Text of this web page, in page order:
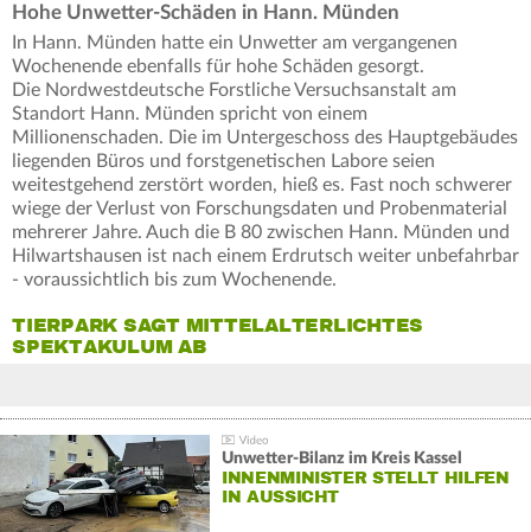
Hohe Unwetter-Schäden in Hann. Münden
In Hann. Münden hatte ein Unwetter am vergangenen
Wochenende ebenfalls für hohe Schäden gesorgt.
Die Nordwestdeutsche Forstliche Versuchsanstalt am
Standort Hann. Münden spricht von einem
Millionenschaden. Die im Untergeschoss des Hauptgebäudes
liegenden Büros und forstgenetischen Labore seien
weitestgehend zerstört worden, hieß es. Fast noch schwerer
wiege der Verlust von Forschungsdaten und Probenmaterial
mehrerer Jahre. Auch die B 80 zwischen Hann. Münden und
Hilwartshausen ist nach einem Erdrutsch weiter unbefahrbar
- voraussichtlich bis zum Wochenende.
TIERPARK SAGT MITTELALTERLICHTES
SPEKTAKULUM AB
Unwetter-Bilanz im Kreis Kassel
INNENMINISTER STELLT HILFEN
IN AUSSICHT